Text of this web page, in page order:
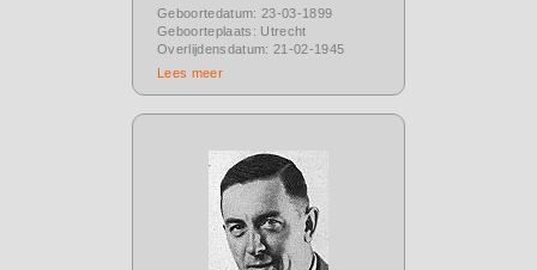
Geboortedatum: 23-03-1899
Geboorteplaats: Utrecht
Overlijdensdatum: 21-02-1945
Lees meer